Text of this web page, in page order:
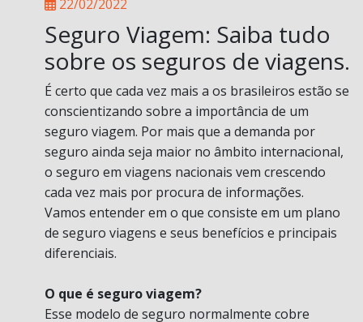
22/02/2022
Seguro Viagem: Saiba tudo
sobre os seguros de viagens.
É certo que cada vez mais a os brasileiros estão se
conscientizando sobre a importância de um
seguro viagem. Por mais que a demanda por
seguro ainda seja maior no âmbito internacional,
o seguro em viagens nacionais vem crescendo
cada vez mais por procura de informações.
Vamos entender em o que consiste em um plano
de seguro viagens e seus benefícios e principais
diferenciais.
O que é seguro viagem?
Esse modelo de seguro normalmente cobre